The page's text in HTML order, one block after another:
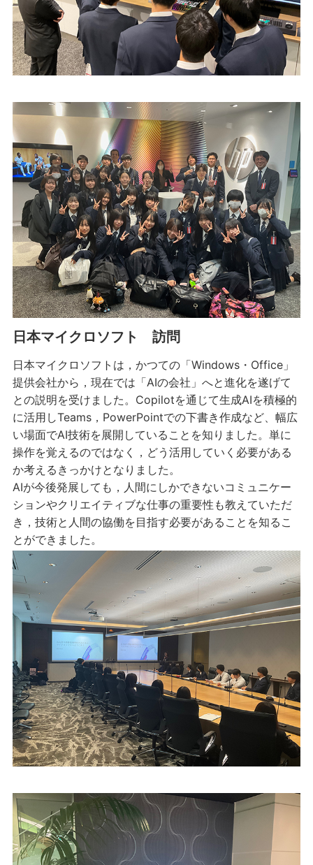
日本マイクロソフト 訪問
日本マイクロソフトは，かつての「Windows・Office」
提供会社から，現在では「AIの会社」へと進化を遂げて
との説明を受けました。Copilotを通じて生成AIを積極的
に活用しTeams，PowerPointでの下書き作成など、幅広
い場面でAI技術を展開していることを知りました。単に
操作を覚えるのではなく，どう活用していく必要がある
か考えるきっかけとなりました。
AIが今後発展しても，人間にしかできないコミュニケー
ションやクリエイティブな仕事の重要性も教えていただ
き，技術と人間の協働を目指す必要があることを知るこ
とができました。